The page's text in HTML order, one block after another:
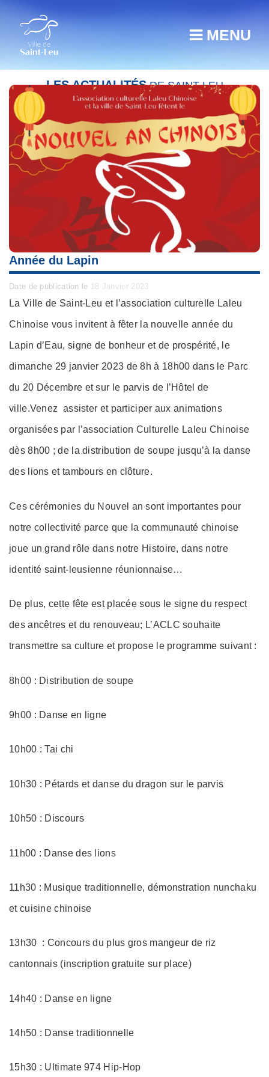
MENU
LES ACTUALITÉSDE SAINT-LEU
Saint-Leu fête le Nouvel An Chinois –
Année du Lapin
Date de publication le Posted
18 Janvier 2023
La Ville de Saint-Leu et l’association culturelle Laleu
Chinoise vous invitent à fêter la nouvelle année du
Lapin d’Eau, signe de bonheur et de prospérité, le
dimanche 29 janvier 2023 de 8h à 18h00 dans le Parc
du 20 Décembre et sur le parvis de l’Hôtel de
ville.Venez assister et participer aux animations
organisées par l’association Culturelle Laleu Chinoise
dès 8h00 ; de la distribution de soupe jusqu’à la danse
des lions et tambours en clôture.
Ces cérémonies du Nouvel an sont importantes pour
notre collectivité parce que la communauté chinoise
joue un grand rôle dans notre Histoire, dans notre
identité saint-leusienne réunionnaise…
De plus, cette fête est placée sous le signe du respect
des ancêtres et du renouveau; L’ACLC souhaite
transmettre sa culture et propose le programme suivant :
8h00 : Distribution de soupe
9h00 : Danse en ligne
10h00 : Tai chi
10h30 : Pétards et danse du dragon sur le parvis
10h50 : Discours
11h00 : Danse des lions
11h30 : Musique traditionnelle, démonstration nunchaku
et cuisine chinoise
13h30 : Concours du plus gros mangeur de riz
cantonnais (inscription gratuite sur place)
14h40 : Danse en ligne
14h50 : Danse traditionnelle
15h30 : Ultimate 974 Hip-Hop